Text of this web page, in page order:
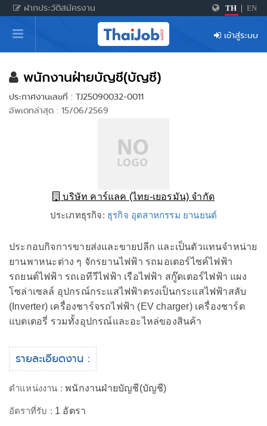
ฝากประวัติสมัครงาน TH EN
หน้าหลัก
ผู้สมัครงาน: เข้าสู่ระบบ
ฝากประวัติสมัครงาน
เกร็ดความรู้
เข้าสู่ระบบ
พนักงานฝ่ายบัญชี(บัญชี)
ประกาศงานเลขที่ : TJ25090032-0011
อัพเดทล่าสุด : 15/06/2569
บริษัท คาร์แลค (ไทย-เยอรมัน) จำกัด
ประเภทธุรกิจ: ธุรกิจ อุตสาหกรรม ยานยนต์
ประกอบกิจการขายส่งและขายปลีก และเป็นตัวแทนจำหน่าย
ยานพาหนะต่าง ๆ จักรยานไฟฟ้า รถมอเตอร์ไซค์ไฟฟ้า
รถยนต์ไฟฟ้า รถเอทีวีไฟฟ้า เรือไฟฟ้า สกู๊ดเตอร์ไฟฟ้า แผง
โซล่าเซลล์ อุปกรณ์กระแสไฟฟ้าตรงเป็นกระแสไฟฟ้าสลับ
(Inverter) เครื่องชาร์จรถไฟฟ้า (EV charger) เครื่องชาร์ต
แบตเตอรี่ รวมทั้งอุปกรณ์และอะไหล่ของสินค้า
รายละเอียดงาน :
ตำแหน่งงาน :พนักงานฝ่ายบัญชี(บัญชี)
อัตราที่รับ : 1 อัตรา